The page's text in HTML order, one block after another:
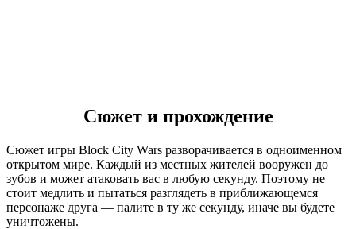
Сюжет и прохождение
Сюжет игры Block City Wars разворачивается в одноименном
открытом мире. Каждый из местных жителей вооружен до
зубов и может атаковать вас в любую секунду. Поэтому не
стоит медлить и пытаться разглядеть в приближающемся
персонаже друга — палите в ту же секунду, иначе вы будете
уничтожены.